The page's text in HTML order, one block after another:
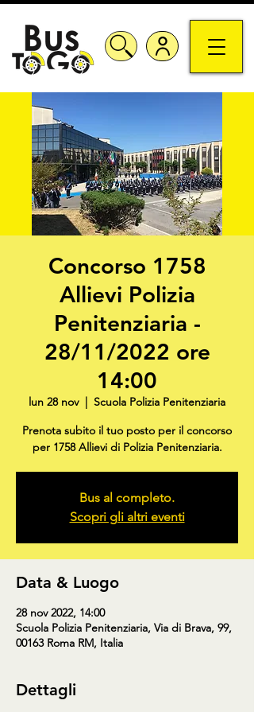
Concorso 1758
Allievi Polizia
Penitenziaria -
28/11/2022 ore
14:00
lun 28 nov
  |
Scuola Polizia Penitenziaria
Prenota subito il tuo posto per il concorso
per 1758 Allievi di Polizia Penitenziaria.
Bus al completo.
Scopri gli altri eventi
Data & Luogo
28 nov 2022, 14:00
Scuola Polizia Penitenziaria, Via di Brava, 99,
00163 Roma RM, Italia
Dettagli